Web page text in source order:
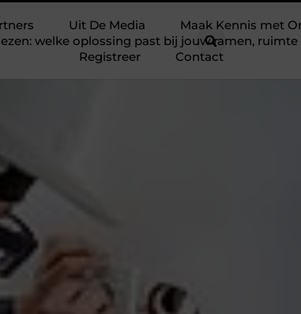
Uit De Media
Maak Kennis met
welke oplossing past bij jouw ramen,
Registreer
Contact